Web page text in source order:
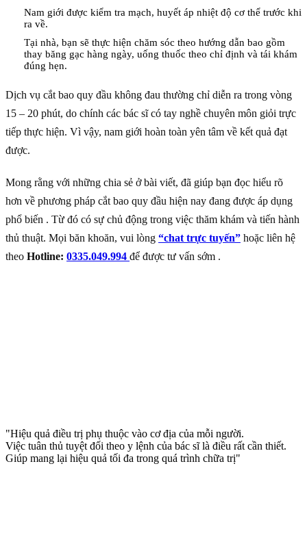
Nam giới được kiểm tra mạch, huyết áp nhiệt độ cơ thể trước khi
ra về.
Tại nhà, bạn sẽ thực hiện chăm sóc theo hướng dẫn bao gồm
thay băng gạc hàng ngày, uống thuốc theo chỉ định và tái khám
đúng hẹn.
Dịch vụ cắt bao quy đầu không đau thường chỉ diễn ra trong vòng
15 – 20 phút, do chính các bác sĩ có tay nghề chuyên môn giỏi trực
tiếp thực hiện. Vì vậy, nam giới hoàn toàn yên tâm về kết quả đạt
được.
Mong rằng với những chia sẻ ở bài viết, đã giúp bạn đọc hiểu rõ
hơn về phương pháp cắt bao quy đầu hiện nay đang được áp dụng
phổ biến . Từ đó có sự chủ động trong việc thăm khám và tiến hành
thủ thuật. Mọi băn khoăn, vui lòng “chat trực tuyến” hoặc liên hệ
theo Hotline: 0335.049.994 để được tư vấn sớm .
"Hiệu quả điều trị phụ thuộc vào cơ địa của mỗi người.
Việc tuân thủ tuyệt đối theo y lệnh của bác sĩ là điều rất cần thiết.
Giúp mang lại hiệu quả tối đa trong quá trình chữa trị"